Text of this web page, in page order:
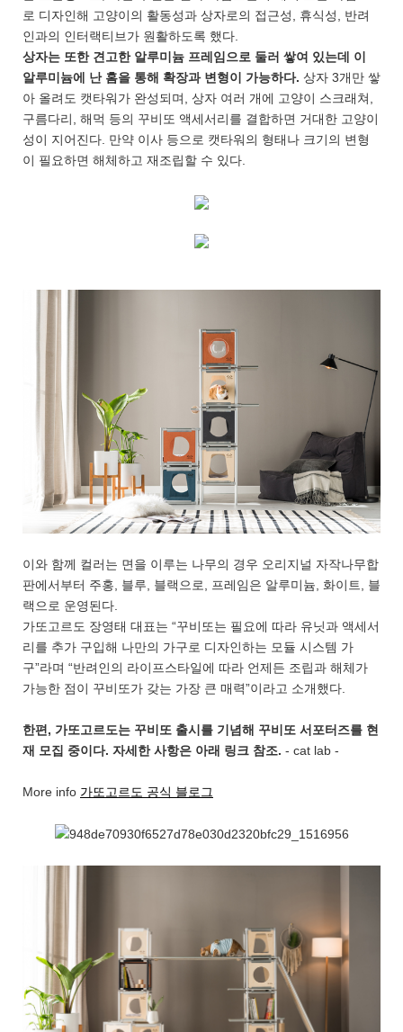
로 디자인해 고양이의 활동성과 상자로의 접근성, 휴식성, 반려
인과의 인터랙티브가 원활하도록 했다.
상자는 또한 견고한 알루미늄 프레임으로 둘러 쌓여 있는데 이
알루미늄에 난 홈을 통해 확장과 변형이 가능하다. 상자 3개만 쌓
아 올려도 캣타워가 완성되며, 상자 여러 개에 고양이 스크래쳐,
구름다리, 해먹 등의 꾸비또 액세서리를 결합하면 거대한 고양이
성이 지어진다. 만약 이사 등으로 캣타워의 형태나 크기의 변형
이 필요하면 해체하고 재조립할 수 있다.
이와 함께 컬러는 면을 이루는 나무의 경우 오리지널 자작나무합
판에서부터 주홍, 블루, 블랙으로, 프레임은 알루미늄, 화이트, 블
랙으로 운영된다.
가또고르도 장영태 대표는 “꾸비또는 필요에 따라 유닛과 액세서
리를 추가 구입해 나만의 가구로 디자인하는 모듈 시스템 가
구”라며 “반려인의 라이프스타일에 따라 언제든 조립과 해체가
가능한 점이 꾸비또가 갖는 가장 큰 매력”이라고 소개했다.
한편, 가또고르도는 꾸비또 출시를 기념해 꾸비또 서포터즈를 현
재 모집 중이다. 자세한 사항은 아래 링크 참조. - cat lab -
More info 가또고르도 공식 블로그